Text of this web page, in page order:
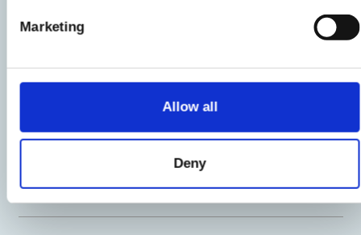
Marketing
Allow all
Deny
servite.
Le indicazioni relative al prodotto potrebbero subire delle
modifiche causando temporaneamente variazioni tra le
sull'etichetta del prodotto. Vi invitiamo quindi a verificare e
considerare sempre le informazioni riportate sull'etichetta del
prodotto prima di utilizzarlo e consumarlo.